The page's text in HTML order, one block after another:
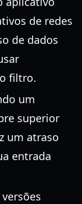
de redes
de dados
filtro.
um
superior
um atraso
entrada
versões